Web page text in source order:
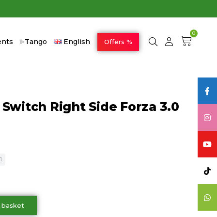
i-Tango English Offers %
0
Right Side Forza 3.0